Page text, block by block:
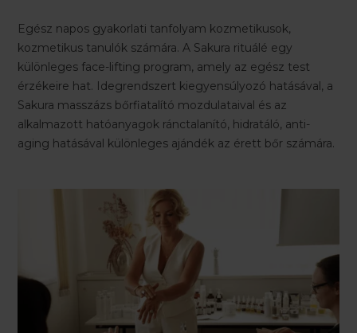
Egész napos gyakorlati tanfolyam kozmetikusok,
kozmetikus tanulók számára. A Sakura rituálé egy
különleges face-lifting program, amely az egész test
érzékeire hat. Idegrendszert kiegyensúlyozó hatásával, a
Sakura masszázs bőrfiatalító mozdulataival és az
alkalmazott hatóanyagok ránctalanító, hidratáló, anti-
aging hatásával különleges ajándék az érett bőr számára.